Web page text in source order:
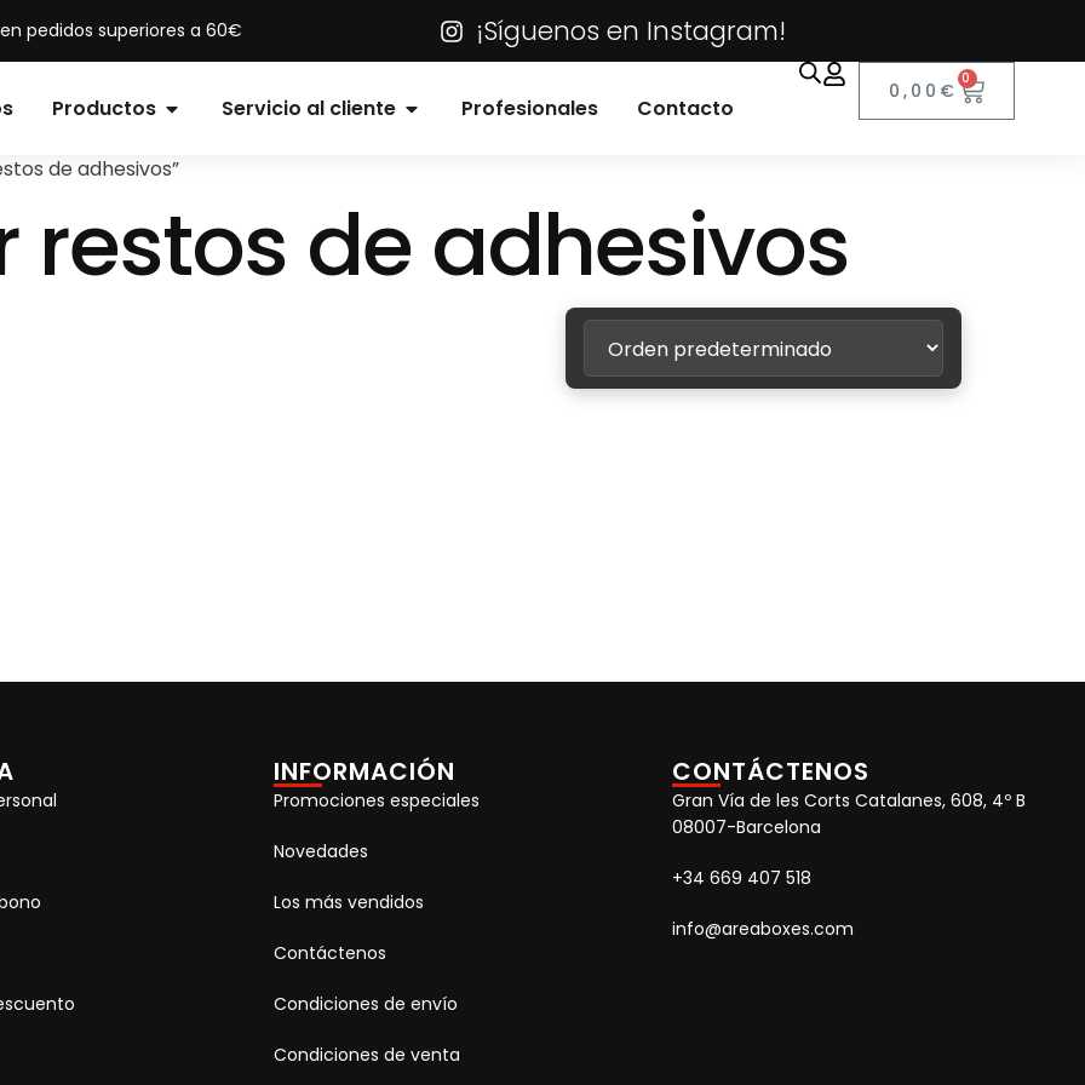
pedidos superiores a 60€ ¡Síguenos en Instagram!
Productos Servicio al cliente Profesionales Contacto
0,00 €
0
de adhesivos”
de adhesivos
INFORMACIÓN
Promociones especiales
Novedades
Los más vendidos
Contáctenos
Condiciones de envío
Condiciones de venta
CONTÁCTENOS
Gran Vía de les Corts Catalanes, 608, 4º B
08007-Barcelona
+34 669 407 518
info@areaboxes.com